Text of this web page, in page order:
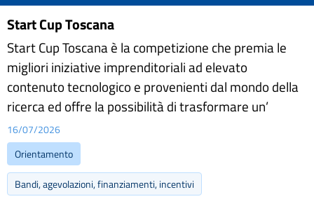
Start Cup Toscana
Start Cup Toscana è la competizione che premia le
migliori iniziative imprenditoriali ad elevato
contenuto tecnologico e provenienti dal mondo della
ricerca ed offre la possibilità di trasformare un’
16/07/2026
Orientamento
Bandi, agevolazioni, finanziamenti, incentivi